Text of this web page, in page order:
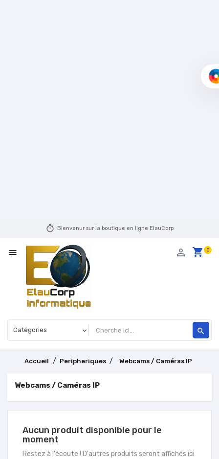
timer Bienvenur sur la boutique en ligne ElauCorp
 shopping_cart 0
person_outline
search
Accueil Peripheriques Webcams / Caméras IP
Webcams / Caméras IP
Aucun produit disponible pour le
moment
Restez à l'écoute ! D'autres produits seront affichés ici